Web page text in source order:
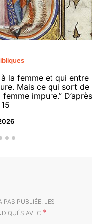
la femme et qui entre
Mais ce qui sort de
impure.” D’après
PAS PUBLIÉE. LES
AVEC *